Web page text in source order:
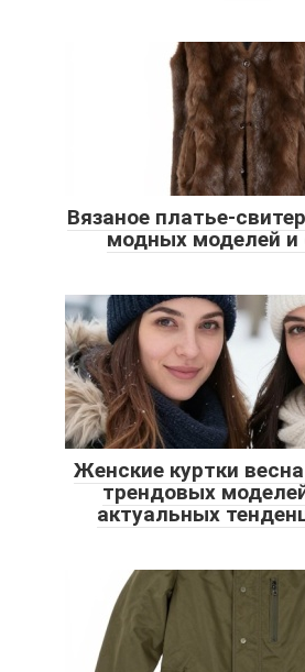
Вязаное платье-
модных моделей и
Женские куртки
трендовых
актуальных